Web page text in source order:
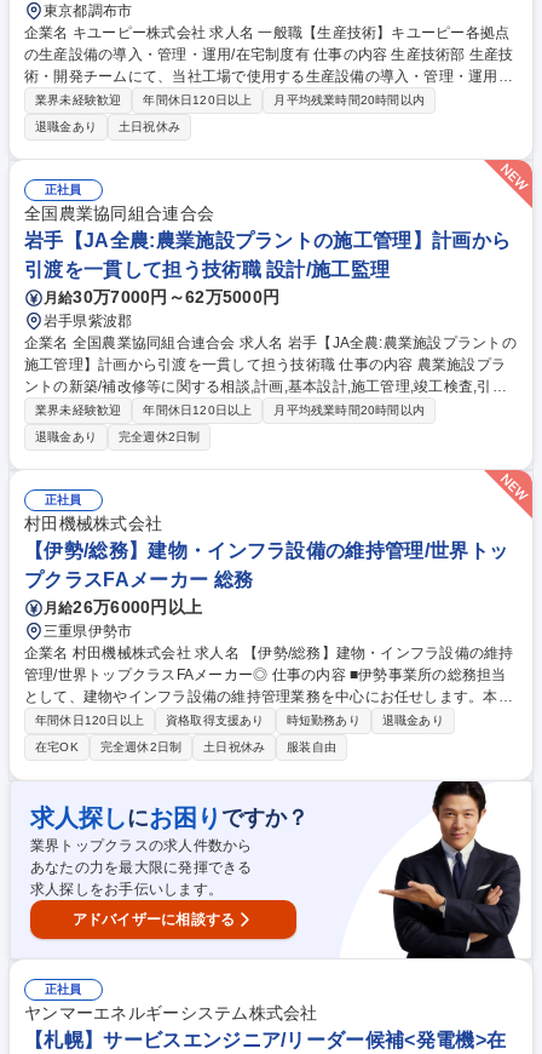
東京都調布市
企業名 キユーピー株式会社 求人名 一般職【生産技術】キユーピー各拠点
の生産設備の導入・管理・運用/在宅制度有 仕事の内容 生産技術部 生産技
術・開発チームにて、当社工場で使用する生産設備の導入・管理・運用を
お任せします。入社後、2～3週間は工場実習をする予定となります。
【業務内容】 ご入社直後は、工場生産設備のメンテナンスや改善業務の実
行を担っていただき、将来的には基幹職として、工場全体の課題解決に向
けた計画策定及び実行を行っていただきます。 食品工場の生産工程と設備
の連動部等を学び、実践経験を積める環境です。 募集職種 一般職【生産
技術】キユーピー各拠点の生産設備の導入・管理・運用/在宅制度有
業界未経験歓迎 年間休日120日以上
月平均残業時間20時間以内
退職金あり
土日祝休み
正社員
全国農業協同組合連合会
岩手【JA全農:農業施設プラントの施工管理】計画から
引渡を一貫して担う技術職 設計/施工監理
月給30万7000円～62万5000円
岩手県紫波郡
企業名 全国農業協同組合連合会 求人名 岩手【JA全農:農業施設プラントの
施工管理】計画から引渡を一貫して担う技術職 仕事の内容 農業施設プラ
ントの新築/補改修等に関する相談,計画,基本設計,施工管理,竣工検査,引渡
しまでをお任せ。施主であるJA等との協議を行いながら基本設計や概算金
額の算定,施工管理まで一貫して担当いただきます。 農業施設プラント
は、農産物の保管、加工、出荷などを支える重要な設備であり、日本の農
業を支える基盤の一つです。 （業務例）【施設建設の相談・提案】JA等
からの農業施設プラント建設に関する相談対応【計画・基本設計】設計条
件、設備機器仕様に関する要望整理【施工管理業務】施工業者決定後の施
設建設契約対応【竣工検査・引渡し】建物、機械設備完成後の竣工検査 募
集職種 岩手【JA全農:農業施設プラントの施工管理】計画から引渡を一貫
して担う技術職
業界未経験歓迎 年間休日120日以上
月平均残業時間20時間以内
退職金あり
完全週休2日制
正社員
村田機械株式会社
【伊勢/総務】建物・インフラ設備の維持管理/世界トッ
プクラスFAメーカー 総務
月給26万6000円以上
三重県伊勢市
企業名 村田機械株式会社 求人名 【伊勢/総務】建物・インフラ設備の維持
管理/世界トップクラスFAメーカー◎ 仕事の内容 ■伊勢事業所の総務担当
として、建物やインフラ設備の維持管理業務を中心にお任せします。本社
や外注業者と連携しながら、社員が安心して働ける環境づくりを支えるポ
ジションです。 【具体的には】 ■施設管理：事業所内の建物・インフラ設
備の維持管理、修繕計画の立案、設備更新の調整 ■協力会社対応：外注業
者との打ち合わせや工事手配、進捗管理、安全管理 ■教育体制：経験・ス
キルに応じたOJTに加え、安全教育・ISO教育・情報セキュリティ教育な
どを通じて専門知識を習得 募集職種 【伊勢/総務】建物・インフラ設備の
維持管理/世界トップクラスFAメーカー◎
年間休日120日以上 資格取得支援あり 時短勤務あり
退職金あり
在宅OK
完全週休2日制 土日祝休み 服装自由
求人探しにお困り ですか？
業界トップクラスの求人件数から
あなたの力を最大限に発揮できる
求人探しをお手伝いします。
アドバイザーに相談する
正社員
ヤンマーエネルギーシステム株式会社
【札幌】サービスエンジニア/リーダー候補<発電機>在